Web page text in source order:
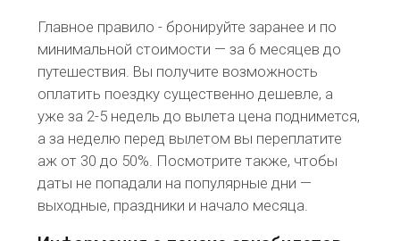
Главное правило - бронируйте заранее и по
минимальной стоимости — за 6 месяцев до
путешествия. Вы получите возможность
оплатить поездку существенно дешевле, а
уже за 2-5 недель до вылета цена поднимется,
а за неделю перед вылетом вы переплатите
аж от 30 до 50%. Посмотрите также, чтобы
даты не попадали на популярные дни —
выходные, праздники и начало месяца.